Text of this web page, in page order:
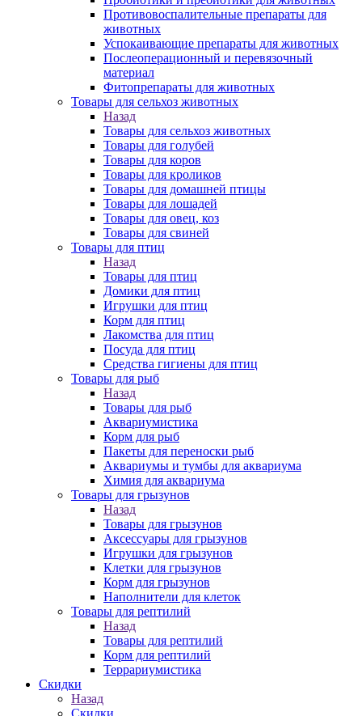
Противовоспалительные препараты для
животных
Успокаивающие препараты для животных
Послеоперационный и перевязочный
материал
Фитопрепараты для животных
Товары для сельхоз животных
Назад
Товары для сельхоз животных
Товары для голубей
Товары для коров
Товары для кроликов
Товары для домашней птицы
Товары для лошадей
Товары для овец, коз
Товары для свиней
Товары для птиц
Назад
Товары для птиц
Домики для птиц
Игрушки для птиц
Корм для птиц
Лакомства для птиц
Посуда для птиц
Средства гигиены для птиц
Товары для рыб
Назад
Товары для рыб
Аквариумистика
Корм для рыб
Пакеты для переноски рыб
Аквариумы и тумбы для аквариума
Химия для аквариума
Товары для грызунов
Назад
Товары для грызунов
Аксессуары для грызунов
Игрушки для грызунов
Клетки для грызунов
Корм для грызунов
Наполнители для клеток
Товары для рептилий
Назад
Товары для рептилий
Корм для рептилий
Террариумистика
Скидки
Назад
Скидки